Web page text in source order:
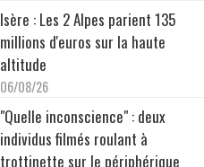
Isère : Les 2 Alpes parient 135
millions d'euros sur la haute
altitude
06/08/26
"Quelle inconscience" : deux
individus filmés roulant à
trottinette sur le périphérique